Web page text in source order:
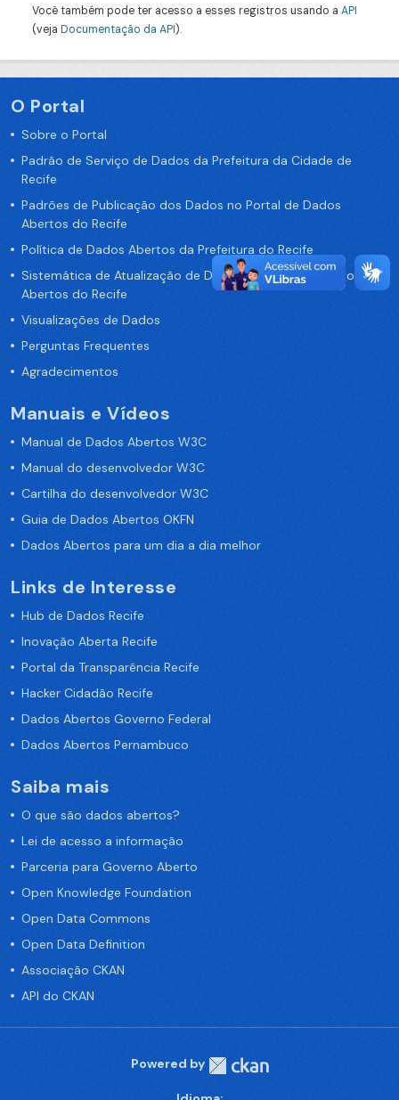
Você também pode ter acesso a esses registros usando a API
(veja Documentação da API).
O Portal
Sobre o Portal
Padrão de Serviço de Dados da Prefeitura da Cidade de
Recife
Padrões de Publicação dos Dados no Portal de Dados
Abertos do Recife
Política de Dados Abertos da Prefeitura do Recife
Sistemática de Atualização de Dados do Portal de Dados
Abertos do Recife
Visualizações de Dados
Perguntas Frequentes
Agradecimentos
Manuais e Vídeos
Manual de Dados Abertos W3C
Manual do desenvolvedor W3C
Cartilha do desenvolvedor W3C
Guia de Dados Abertos OKFN
Dados Abertos para um dia a dia melhor
Links de Interesse
Hub de Dados Recife
Inovação Aberta Recife
Portal da Transparência Recife
Hacker Cidadão Recife
Dados Abertos Governo Federal
Dados Abertos Pernambuco
Saiba mais
O que são dados abertos?
Lei de acesso a informação
Parceria para Governo Aberto
Open Knowledge Foundation
Open Data Commons
Open Data Definition
Associação CKAN
API do CKAN
Powered by